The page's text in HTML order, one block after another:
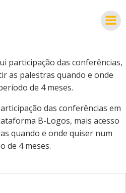
participação das conferências,
as palestras quando e onde
de 4 meses.
das conferências em
B-Logos, mais acesso
quando e onde quiser num
de 4 meses.